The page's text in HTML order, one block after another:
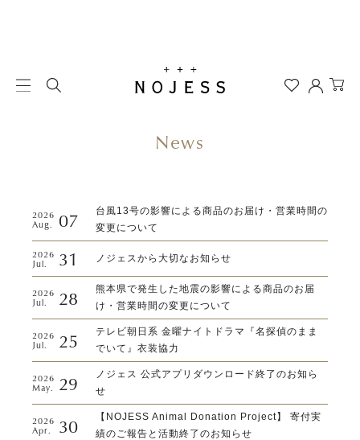
News
2026
Aug.
07
台風13号の影響による商品のお届け・営業時間の
変更について
2026
Jul.
31 ノジェスから大切なお知らせ
2026
Jul.
28
熊本県で発生した地震の影響による商品のお届
け・営業時間の変更について
2026
Jul.
25
テレビ朝日系 金曜ナイトドラマ『名探偵のまま
でいて』衣装協力
2026
May. 29
ノジェス 公式アプリダウンロード終了のお知ら
せ
2026
Apr.
30
【NOJESS Animal Donation Project】 寄付実
績のご報告と活動終了のお知らせ